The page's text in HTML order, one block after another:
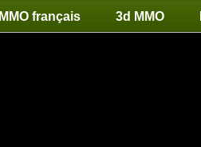
MMO français 3d MMO